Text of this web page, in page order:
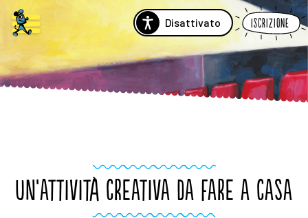
Disattivato Iscrizione
UN’ATTIVITÀ CREATIVA DA FARE A CASA